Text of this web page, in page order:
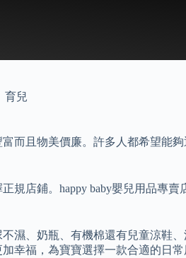
育兒
而且物美價廉。許多人都希望能
規店鋪。happy baby嬰兒用品專
濕、奶瓶、有機棉還有兒童涼鞋
幸福，為寶寶選擇一款合適的日常